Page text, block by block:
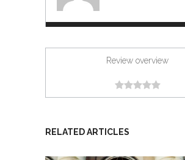
Review overview
RELATED ARTICLES